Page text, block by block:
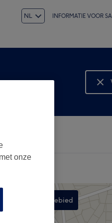
NL INFORMATIE VOOR
Zoek in dit gebied
onze